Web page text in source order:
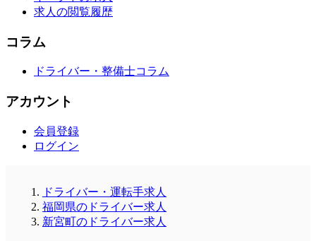
求人の閲覧履歴
コラム
ドライバー・整備士コラム
アカウント
会員登録
ログイン
ドライバー・運転手求人
福岡県のドライバー求人
新宮町のドライバー求人